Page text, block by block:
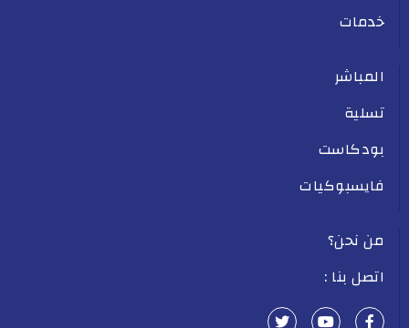
خدمات
المباشر
تسلية
بودكاست
فايسبوكيات
من نحن؟
اتصل بنا :